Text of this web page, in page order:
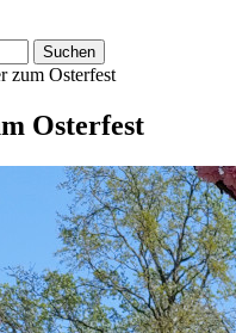
zum Osterfest
Osterfest